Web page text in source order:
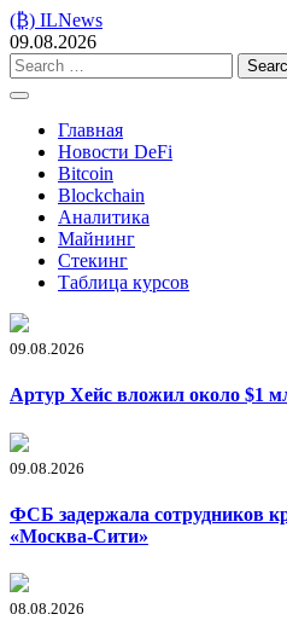
Skip
to
content
(₿) ILNews
09.08.2026
Search
for:
Главная
Новости DeFi
Bitcoin
Blockchain
Аналитика
Майнинг
Стекинг
Таблица курсов
09.08.2026
Артур Хейс вложил около $1
09.08.2026
ФСБ задержала сотрудников
«Москва-Сити»
08.08.2026